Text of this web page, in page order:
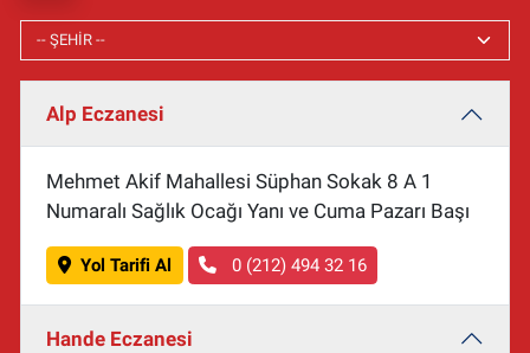
Alp Eczanesi
Mehmet Akif Mahallesi Süphan Sokak 8 A 1
Numaralı Sağlık Ocağı Yanı ve Cuma Pazarı Başı
Yol Tarifi Al 0 (212) 494 32 16
Hande Eczanesi